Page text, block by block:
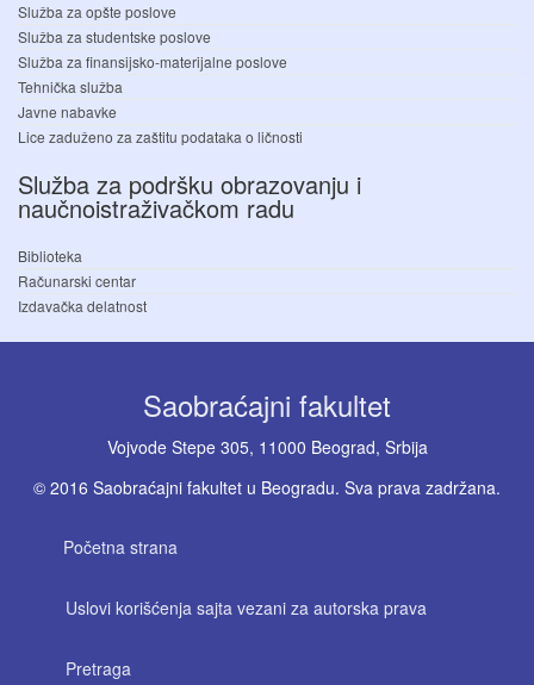
Služba za opšte poslove
Služba za studentske poslove
Služba za finansijsko-materijalne poslove
Tehnička služba
Javne nabavke
Lice zaduženo za zaštitu podataka o ličnosti
Služba za podršku obrazovanju i
naučnoistraživačkom radu
Biblioteka
Računarski centar
Izdavačka delatnost
Saobraćajni fakultet
Vojvode Stepe 305, 11000 Beograd, Srbija
© 2016 Saobraćajni fakultet u Beogradu. Sva prava zadržana.
Početna strana
Uslovi korišćenja sajta vezani za autorska prava
Pretraga